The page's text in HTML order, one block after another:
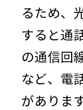
るため、
すると通
の通信回
など、電
がありま